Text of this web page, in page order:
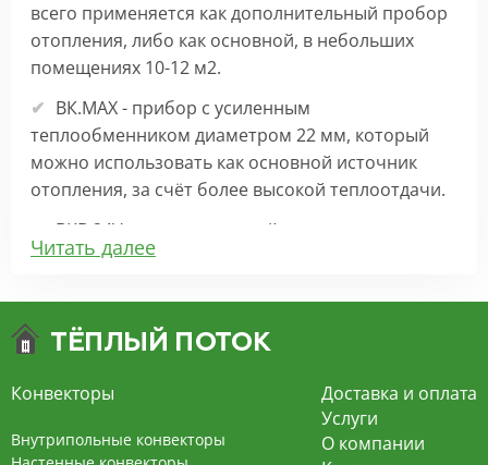
всего применяется как дополнительный пробор
отопления, либо как основной, в небольших
помещениях 10-12 м2.
ВК.МАХ - прибор с усиленным
теплообменником диаметром 22 мм, который
можно использовать как основной источник
отопления, за счёт более высокой теплоотдачи.
ВКВ 24V – внутрипольный конвектор
отопления с вентилятором на 24В подходит для
экономит электроэнергию и бесшумно работает.
конвекцией на 220В. За счет тангенциального
вентилятора создает принудительную
Читать далее
Конвекторы
Внутрипольные конвекторы
Доставка и оплата
Услуги
О компании